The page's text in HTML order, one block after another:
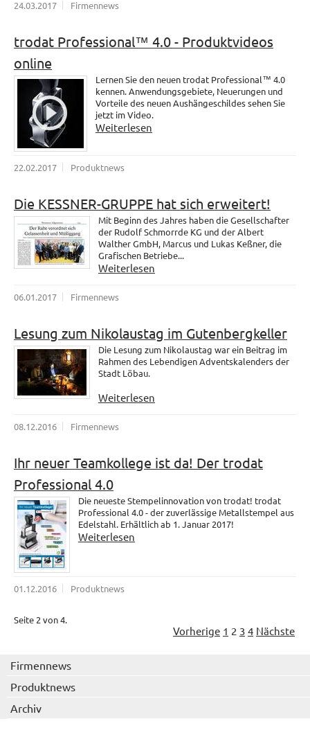
24.03.2017 Firmennews
trodat Professional™ 4.0 - Produktvideos
online
Lernen Sie den neuen trodat Professional™ 4.0
kennen. Anwendungsgebiete, Neuerungen und
Vorteile des neuen Aushängeschildes sehen Sie
jetzt im Video.
Weiterlesen
22.02.2017 Produktnews
Die KESSNER-GRUPPE hat sich erweitert!
Mit Beginn des Jahres haben die Gesellschafter
der Rudolf Schmorrde KG und der Albert
Walther GmbH, Marcus und Lukas Keßner, die
Grafischen Betriebe...
Weiterlesen
06.01.2017 Firmennews
Lesung zum Nikolaustag im Gutenbergkeller
Die Lesung zum Nikolaustag war ein Beitrag im
Rahmen des Lebendigen Adventskalenders der
Stadt Löbau.
Weiterlesen
08.12.2016 Firmennews
Ihr neuer Teamkollege ist da! Der trodat
Professional 4.0
Die neueste Stempelinnovation von trodat! trodat
Professional 4.0 - der zuverlässige Metallstempel aus
Edelstahl. Erhältlich ab 1. Januar 2017!
Weiterlesen
01.12.2016 Produktnews
Seite 2 von 4.
Vorherige 1 2 3 4 Nächste
Firmennews
Produktnews
Archiv